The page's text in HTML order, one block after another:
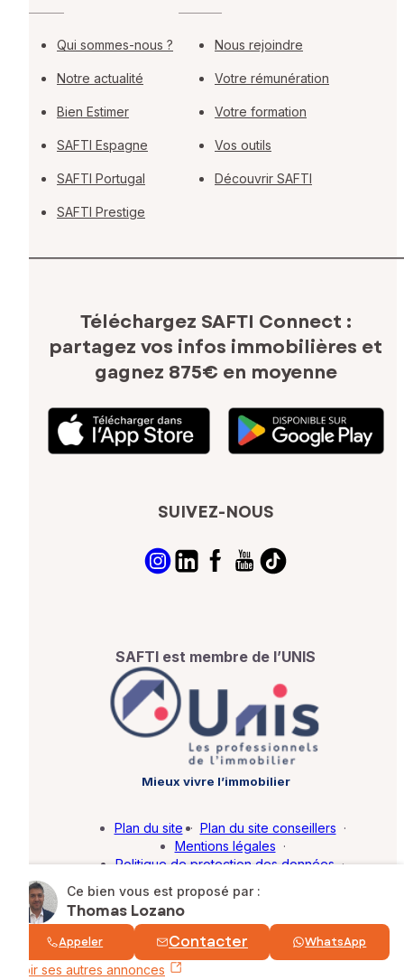
Ce bien vous est proposé par :
Thomas Lozano
Appeler Contacter WhatsApp
Voir ses autres annonces
Qui sommes-nous ?
Notre actualité
Bien Estimer
SAFTI Espagne
SAFTI Portugal
SAFTI Prestige
Nous rejoindre
Votre rémunération
Votre formation
Vos outils
Découvrir SAFTI
Téléchargez SAFTI Connect :
partagez vos infos immobilières et
gagnez 875€ en moyenne
SUIVEZ-NOUS
SAFTI est membre de l’UNIS
Mieux vivre l’immobilier
© SAFTI 2026. Tous droits réservés.
Plan du site · Plan du site conseillers ·
Mentions légales ·
Politique de protection des données ·